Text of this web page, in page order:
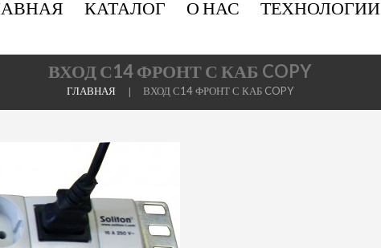
КАТАЛОГ О НАС ТЕХНОЛОГИИ
ВХОД С14 ФРОНТ С КАБ COPY
ГЛАВНАЯ ВХОД С14 ФРОНТ С КАБ COPY